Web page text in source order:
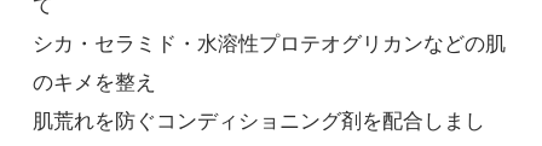
て
シカ・セラミド・水溶性プロテオグリカンなどの肌
のキメを整え
肌荒れを防ぐコンディショニング剤を配合しまし